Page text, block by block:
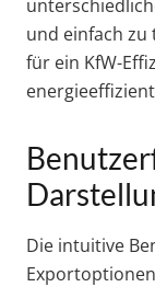
und einfach
für ein KfW-
Die intuitive